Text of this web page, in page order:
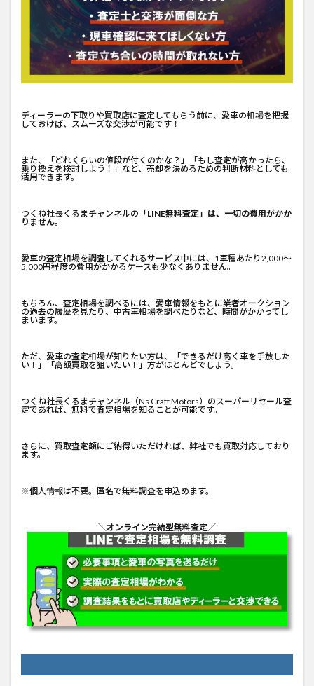
ディーラーの下取りや買取店に査定してもらう前に、愛車の相場を把握
しておけば、スムーズな交渉が可能です！
また、「どれくらいの値段が付くのかな？」「もし査定が高かったら、
乗り換えを検討しよう！」など、売却を決めるための判断材料としても
活用できます。
つくね社長くるまチャンネルの 「LINE無料査定」は、一切の費用がかか
りません。
愛車の査定相場を調査してくれるサービス中には、1車種あたり2,000～
5,000円程度の費用がかかるケースも少なくありません。
もちろん、査定相場を調べるには、愛車情報をもとに業者オークション
の過去の履歴を見たり、中古車相場を調べたりなど、時間がかかってし
まいます。
ただ、愛車の査定相場が知りたい方は、「できるだけ高く車を手放した
い！」「高額買取を狙いたい！」方がほとんどでしょう。
つくね社長くるまチャンネル （Ns Craft Motors）のスーパーリセール査
定であれば、無料で査定相場を知ることが可能です。
さらに、買取査定額にご納得いただければ、弊社でも買取対応しており
ます。
※個人情報は不要。匿名で無料調査を申込めます。
＼オンライン完結型無料査定／